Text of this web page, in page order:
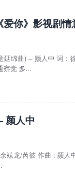
你》影视剧
延绵曲) – 颜人中 词：
察觉 多...
颜人中
竑龙/芮彼 作曲 : 颜